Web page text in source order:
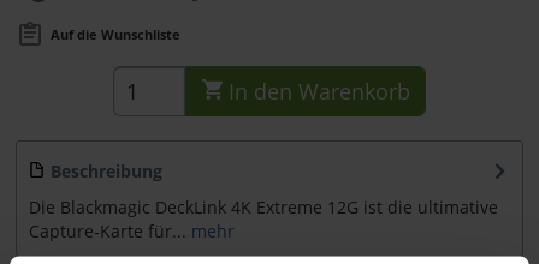
Auf die Wunschliste
In den Warenkorb
Beschreibung
Die Blackmagic DeckLink 4K Extreme 12G ist die ultimative
Capture-Karte für... mehr